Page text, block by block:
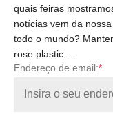
quais feiras
notícias vem da
todo o mundo?
rose plastic …
Endereço de email:*